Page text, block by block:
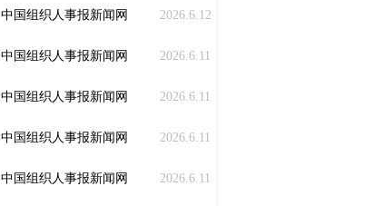
中国组织人事报新闻网 2026.6.12
中国组织人事报新闻网 2026.6.11
中国组织人事报新闻网 2026.6.11
中国组织人事报新闻网 2026.6.11
中国组织人事报新闻网 2026.6.11